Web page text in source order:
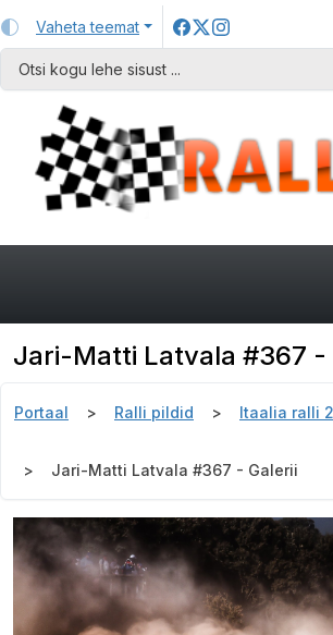
Vaheta teemat
Jari-Matti Latvala #367 -
Portaal Ralli pildid Itaalia ralli
Jari-Matti Latvala #367 - Galerii